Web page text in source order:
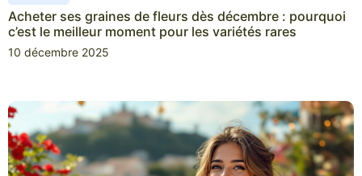
Acheter ses graines de fleurs dès décembre : pourquoi
c’est le meilleur moment pour les variétés rares
10 décembre 2025